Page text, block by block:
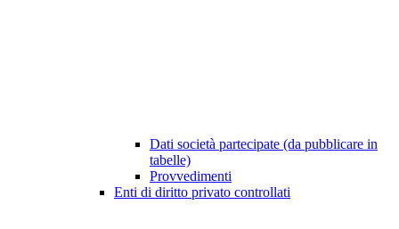
Dati società partecipate (da pubblicare in
tabelle)
Provvedimenti
Enti di diritto privato controllati